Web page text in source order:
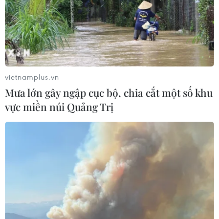
Bảo đảm chính xác, công khai điểm
chuẩn tuyển sinh các trường quân
đội
07/08/2026 12:26
Ban đại diện cha mẹ học sinh không
được tự đặt các khoản thu, ép buộc
Bộ Giáo dục và Đào tạo công bố
khung thời gian cố định từ năm học
2026-2027
vietnamplus.vn
Mưa lớn gây ngập cục bộ, chia cắt một số khu
vực miền núi Quảng Trị